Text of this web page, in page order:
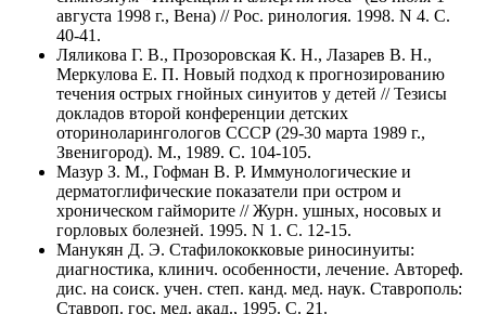
августа 1998 г., Вена) // Рос. ринология. 1998. N 4. C.
40-41.
Ляликова Г. В., Прозоровская К. Н., Лазарев В. Н.,
Меркулова Е. П. Новый подход к прогнозированию
течения острых гнойных синуитов у детей // Тезисы
докладов второй конференции детских
оториноларингологов СССР (29-30 марта 1989 г.,
Звенигород). М., 1989. C. 104-105.
Мазур З. М., Гофман В. Р. Иммунологические и
дерматоглифические показатели при остром и
хроническом гайморите // Журн. ушных, носовых и
горловых болезней. 1995. N 1. C. 12-15.
Манукян Д. Э. Стафилококковые риносинуиты:
диагностика, клинич. особенности, лечение. Автореф.
дис. на соиск. учен. степ. канд. мед. наук. Ставрополь:
Ставроп. гос. мед. акад., 1995. С. 21.